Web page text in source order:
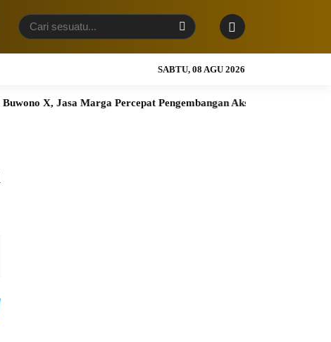
SABTU, 08 AGU 2026
Marga Percepat Pengembangan Akses Bokoharjo Tol Jogja-